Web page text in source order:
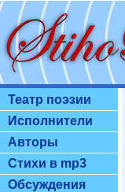
Театр поэзии
Исполнители
Авторы
Стихи в mp3
Обсуждения